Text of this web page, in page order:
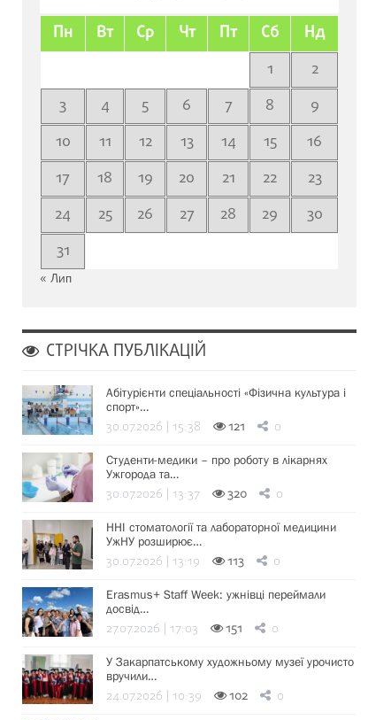
Пн Вт Ср Чт Пт Сб Нд
1
2
3
4 5 6 7 8
9
10
11 12 13 14 15
16
17
18 19 20 21 22
23
24
25 26 27 28 29
30
31
« Лип
СТРІЧКА ПУБЛІКАЦІЙ
Абітурієнти спеціальності «Фізична культура і
спорт»…
30.07.2026 | 15:38 121 0
Студенти-медики – про роботу в лікарнях
Ужгорода та…
30.07.2026 | 13:37 320 0
ННІ стоматології та лабораторної медицини
УжНУ розширює…
30.07.2026 | 13:19 113 0
Erasmus+ Staff Week: ужнівці переймали
досвід…
27.07.2026 | 17:03 151 0
У Закарпатському художньому музеї урочисто
вручили…
24.07.2026 | 10:39 102 0